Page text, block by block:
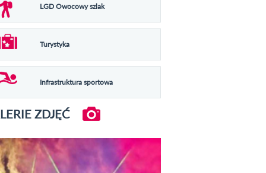
LGD Owocowy szlak
Turystyka
Infrastruktura sportowa
ZDJĘĆ